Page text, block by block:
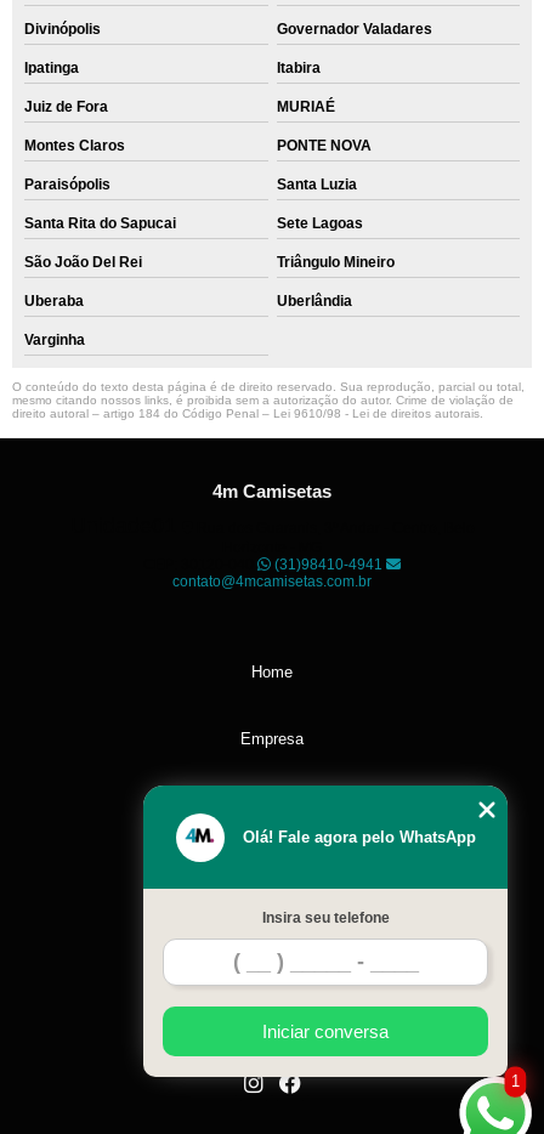
Divinópolis Governador Valadares
Ipatinga Itabira
Juiz de Fora MURIAÉ
Montes Claros PONTE NOVA
Paraisópolis Santa Luzia
Santa Rita do Sapucai Sete Lagoas
São João Del Rei Triângulo Mineiro
Uberaba Uberlândia
Varginha
O conteúdo do texto desta página é de direito reservado. Sua reprodução, parcial ou total,
mesmo citando nossos links, é proibida sem a autorização do autor. Crime de violação de
direito autoral – artigo 184 do Código Penal – Lei 9610/98 - Lei de direitos autorais
4m Camisetas
(31)98410-4941
contato@4mcamisetas.com.br
Home
Empresa
Contato
Mapa do site
1
Olá! Fale agora pelo WhatsApp
Insira seu telefone
Iniciar conversa